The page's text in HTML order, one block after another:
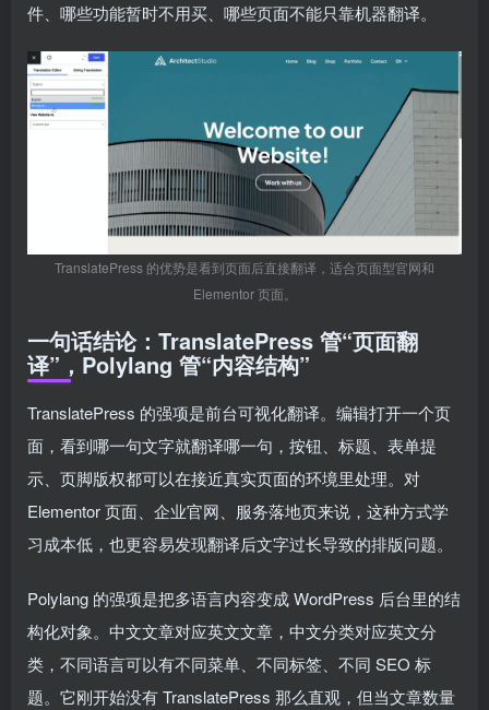
件、哪些功能暂时不用买、哪些页面不能只靠机器翻译。
TranslatePress 的优势是看到页面后直接翻译，适合页面型官网和
Elementor 页面。
一句话结论：TranslatePress 管“页面翻
译”，Polylang 管“内容结构”
TranslatePress 的强项是前台可视化翻译。编辑打开一个页
面，看到哪一句文字就翻译哪一句，按钮、标题、表单提
示、页脚版权都可以在接近真实页面的环境里处理。对
Elementor 页面、企业官网、服务落地页来说，这种方式学
习成本低，也更容易发现翻译后文字过长导致的排版问题。
Polylang 的强项是把多语言内容变成 WordPress 后台里的结
构化对象。中文文章对应英文文章，中文分类对应英文分
类，不同语言可以有不同菜单、不同标签、不同 SEO 标
题。它刚开始没有 TranslatePress 那么直观，但当文章数量